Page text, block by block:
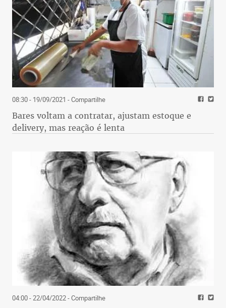
08:30 - 19/09/2021 - Compartilhe
Bares voltam a contratar, ajustam estoque e
delivery, mas reação é lenta
04:00 - 22/04/2022- Compartilhe